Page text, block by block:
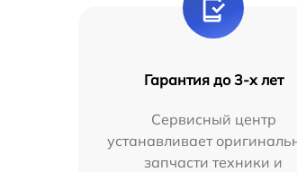
Гарантия до 3-х лет
Сервисный центр
устанавливает
запчасти техники и